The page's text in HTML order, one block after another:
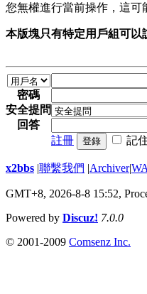
您無權進行當前操作，這可
本版塊只有特定用戶組可以
密碼
安全提問
回答
註冊
登錄 記
x2bbs |聯繫我們 |Archiver|
GMT+8, 2026-8-8 15:52,
Powered by Discuz! 7.0.0
© 2001-2009 Comsenz Inc.